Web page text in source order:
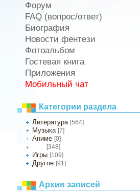
Форум
FAQ (вопрос/ответ)
Биография
Новости фентези
Фотоальбом
Гостевая книга
Приложения
Мобильный чат
Категории раздела
Литература [564]
Музыка [7]
Аниме [0]
[348]
Игры [109]
Другое [91]
Архив записей